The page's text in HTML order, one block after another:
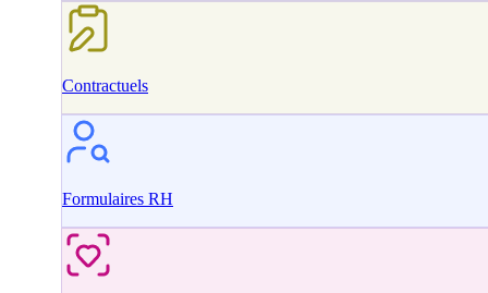
Contractuels
Formulaires RH